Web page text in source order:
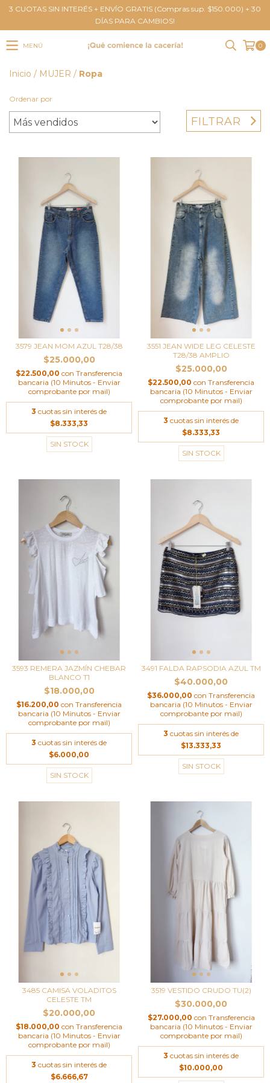
3 CUOTAS SIN INTERÉS + ENVÍO GRATIS (Compras sup. $150.000) + 30
DÍAS PARA CAMBIOS!
MENÚ 0
Inicio / MUJER / Ropa
Ordenar por
FILTRAR
3579 JEAN MOM AZUL T28/38
$25.000,00
$22.500,00 con Transferencia
bancaria (10 Minutos - Enviar
comprobante por mail)
3 cuotas sin interés de
$8.333,33
SIN STOCK
3551 JEAN WIDE LEG CELESTE
T28/38 AMPLIO
$25.000,00
$22.500,00 con Transferencia
bancaria (10 Minutos - Enviar
comprobante por mail)
3 cuotas sin interés de
$8.333,33
SIN STOCK
3593 REMERA JAZMÍN CHEBAR
BLANCO T1
$18.000,00
$16.200,00 con Transferencia
bancaria (10 Minutos - Enviar
comprobante por mail)
3 cuotas sin interés de
$6.000,00
SIN STOCK
3491 FALDA RAPSODIA AZUL TM
$40.000,00
$36.000,00 con Transferencia
bancaria (10 Minutos - Enviar
comprobante por mail)
3 cuotas sin interés de
$13.333,33
SIN STOCK
3485 CAMISA VOLADITOS
CELESTE TM
$20.000,00
$18.000,00 con Transferencia
bancaria (10 Minutos - Enviar
comprobante por mail)
3 cuotas sin interés de
$6.666,67
3519 VESTIDO CRUDO TU(2)
$30.000,00
$27.000,00 con Transferencia
bancaria (10 Minutos - Enviar
comprobante por mail)
3 cuotas sin interés de
$10.000,00